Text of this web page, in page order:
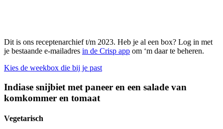
Dit is ons receptenarchief t/m 2023. Heb je al een box? Log in met
je bestaande e-mailadres in de Crisp app om ‘m daar te beheren.
Kies de weekbox die bij je past
Indiase snijbiet met paneer en een salade van
komkommer en tomaat
Vegetarisch